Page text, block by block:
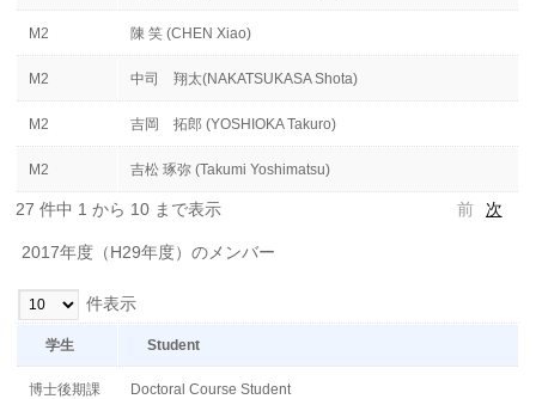
M2 陳 笑 (CHEN Xiao)
M2 中司 翔太(NAKATSUKASA Shota)
M2 吉岡 拓郎 (YOSHIOKA Takuro)
M2 吉松 琢弥 (Takumi Yoshimatsu)
27 件中 1 から 10 まで表示 前 次
2017年度（H29年度）のメンバー
件表示
学生 Student
博士後期課
Doctoral Course Student